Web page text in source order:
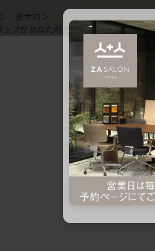
坐サロン
フがあなたのための椅子選びをサポ